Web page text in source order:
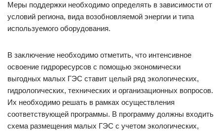
Меры поддержки необходимо определять в зависимости от
условий региона, вида возобновляемой энергии и типа
используемого оборудования.
В заключение необходимо отметить, что интенсивное
освоение гидроресурсов с помощью экономически
выгодных малых ГЭС ставит целый ряд экологических,
гидрологических, технических и организационных вопросов.
Их необходимо решать в рамках осуществления
соответствующей программы. В программу должны входить
схема размещения малых ГЭС с учетом экологических,